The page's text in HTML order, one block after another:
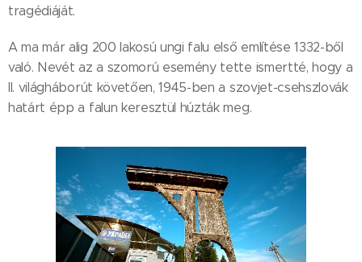
tragédiáját.
A ma már alig 200 lakosú ungi falu első említése 1332-ből
való. Nevét az a szomorú esemény tette ismertté, hogy a
II. világháborút követően, 1945-ben a szovjet-csehszlovák
határt épp a falun keresztül húzták meg.